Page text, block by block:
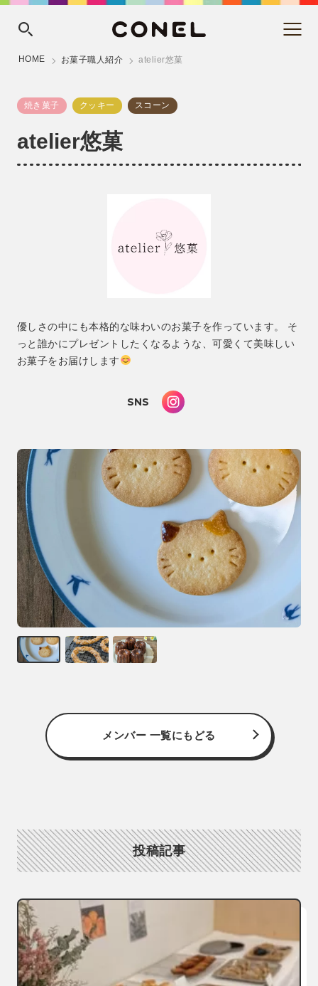
HOME お菓子職人紹介 atelier悠菓
焼き菓子 クッキー スコーン
atelier悠菓
優しさの中にも本格的な味わいのお菓子を作っています。 そ
っと誰かにプレゼントしたくなるような、可愛くて美味しい
お菓子をお届けします
SNS
メンバー 一覧にもどる
投稿記事